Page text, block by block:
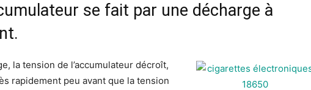
se fait par une décharge à
la tension de l’accumulateur décroît,
rapidement peu avant que la tension